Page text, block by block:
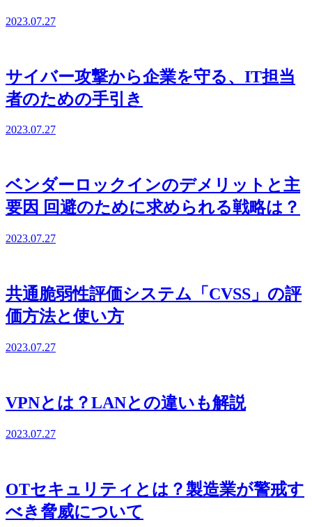
2023.07.27
サイバー攻撃から企業を守る、IT担当
者のための手引き
2023.07.27
ベンダーロックインのデメリットと主
要因 回避のために求められる戦略は？
2023.07.27
共通脆弱性評価システム「CVSS」の評
価方法と使い方
2023.07.27
VPNとは？LANとの違いも解説
2023.07.27
OTセキュリティとは？製造業が警戒す
べき脅威について